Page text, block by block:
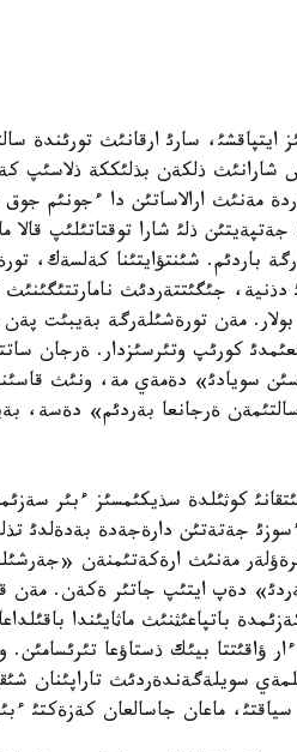
ايتپاقشئ، سارئ ارقانئث تورئندة
شارانئث ذلكةن بذلئككة ذلاسئپ
مةنئث ارالاساتئن دا ءجونئم
ذلئ شارا توقتاتئلئپ
باردئم. شئنتؤايتئنا كةلسةك،
جئگئتتةردئث
بولار. مةن تورةشئلةرگة بةيبئت
كورئپ وتئرسئزدار. ةرجان
سويادئ» دةمةي مة، ونئث
ةرجانعا بةردئم» دةسة،
كوثئلدة سذيكئمسئز ءبئر
ءسوزئ جةتةتئن دارةجةدة بةدةلدئ
مةنئث ارةكةتئمنةن
دةپ ايتئپ جاتئر ةكةن. مةن
باتپاعئثنئث ماثايئندا
ؤاقئتتا بيئك ذستاؤعا تئرئسامئن.
سويلةگةندةردئث تاراپئنان
ماعان جاسالعان كةزةكتئ